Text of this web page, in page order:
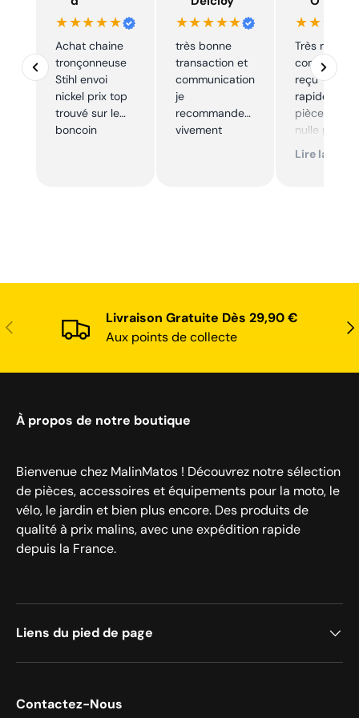
★★★★★
Achat chaine
tronçonneuse
Stihl envoi
nickel prix top
trouvé sur le
boncoin
★★★★★
très bonne
transaction et
communication
je
recommande
vivement
Très réactif,
commande
reçu
rapidement,
pièce
nulle part
ailleurs et
Lire la suite
Précédent
Livraison Gratuite Dès 29,90 €
Aux points de collecte
À propos de notre boutique
Bienvenue chez MalinMatos ! Découvrez notre sélection
de pièces, accessoires et équipements pour la moto, le
vélo, le jardin et bien plus encore. Des produits de
qualité à prix malins, avec une expédition rapide
depuis la France.
Liens du pied de page
Contactez-Nous